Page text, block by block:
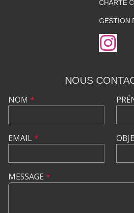
CHARTE
GESTION
NOUS
NOM *
EMAIL*
MESSAGE *